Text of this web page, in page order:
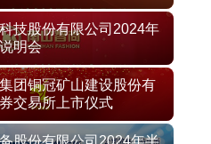
技股份有限公司2024年
明会
团铜冠矿山建设股份有
交易所上市仪式
股份有限公司2024年半